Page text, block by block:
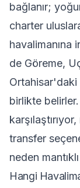
bağlanır;
charter
havalimanına
de Göreme,
Ortahisar'daki
birlikte belirler.
transfer
neden
Hangi